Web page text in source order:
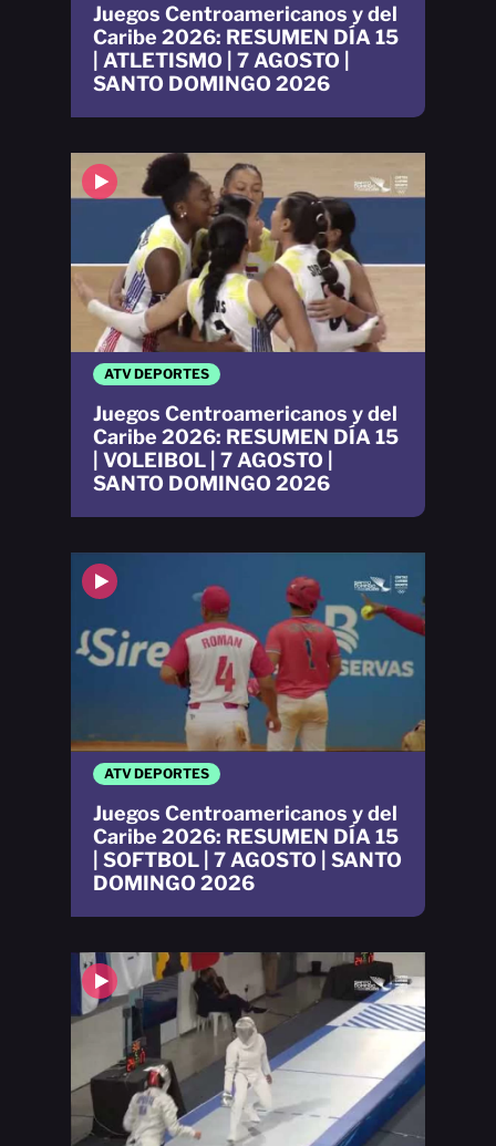
ATV DEPORTES
Juegos Centroamericanos y del
Caribe 2026: RESUMEN DÍA 15
| SOFTBOL | 7 AGOSTO | SANTO
DOMINGO 2026
ATV DEPORTES
Juegos Centroamericanos y del
Caribe 2026: RESUMEN DÍA 15
| VOLEIBOL | 7 AGOSTO |
SANTO DOMINGO 2026
Juegos Centroamericanos y del
Caribe 2026: RESUMEN DÍA 15
| ATLETISMO | 7 AGOSTO |
SANTO DOMINGO 2026